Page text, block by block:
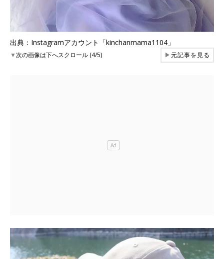
出典：Instagramアカウント「kinchanmama1104」
▼次の画像は下へスクロール (4/5) ▶元記事を見る